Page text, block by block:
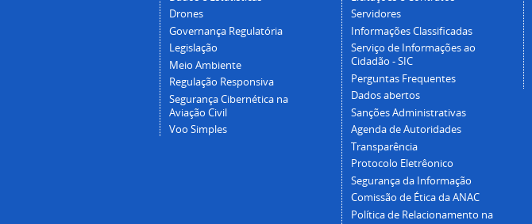
Drones
Governança Regulatória
Legislação
Meio Ambiente
Regulação Responsiva
Segurança Cibernética na
Aviação Civil
Voo Simples
Servidores
Informações Classificadas
Serviço de Informações ao
Cidadão - SIC
Perguntas Frequentes
Dados abertos
Sanções Administrativas
Agenda de Autoridades
Transparência
Protocolo Eletrêonico
Segurança da Informação
Comissão de Ética da ANAC
Política de Relacionamento na